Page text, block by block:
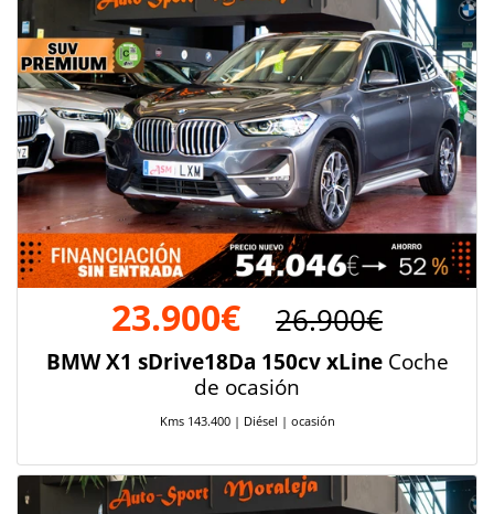
23.900€ 26.900€
BMW X1 sDrive18Da 150cv xLineCoche
de ocasión
Kms 143.400 | Diésel | ocasión